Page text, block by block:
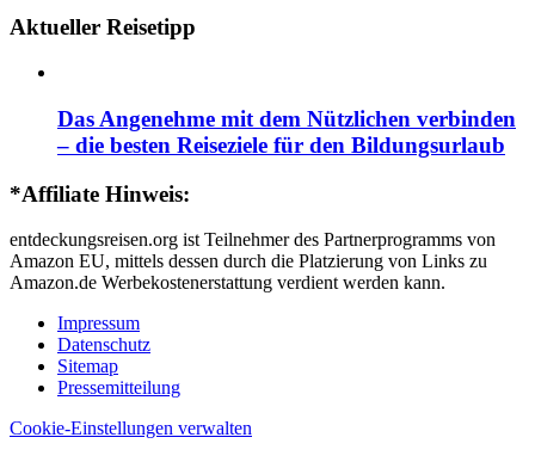
Aktueller Reisetipp
Das Angenehme mit dem Nützlichen verbinden
– die besten Reiseziele für den Bildungsurlaub
*Affiliate Hinweis:
entdeckungsreisen.org ist Teilnehmer des Partnerprogramms von
Amazon EU, mittels dessen durch die Platzierung von Links zu
Amazon.de Werbekostenerstattung verdient werden kann.
Impressum
Datenschutz
Sitemap
Pressemitteilung
Cookie-Einstellungen verwalten